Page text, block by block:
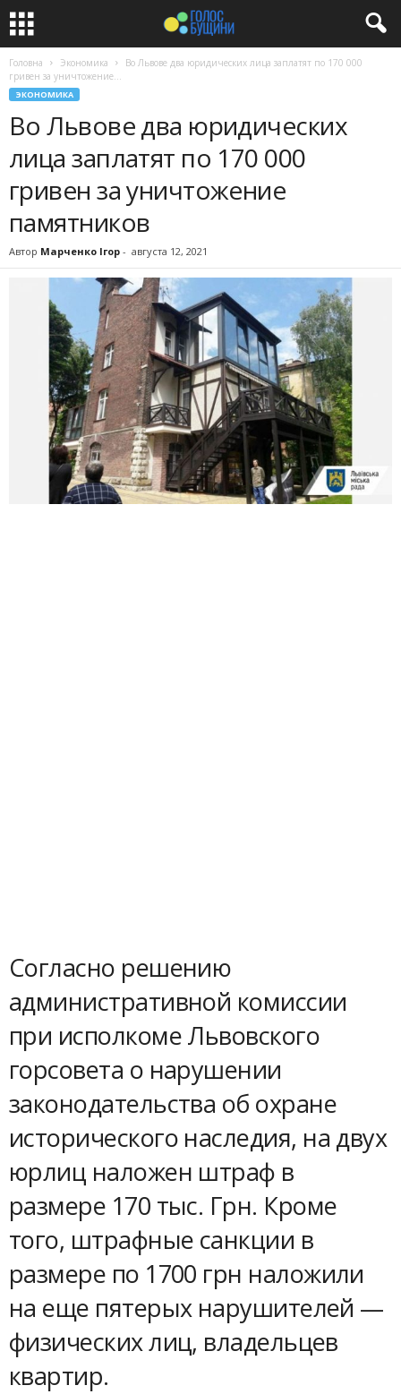
Головна Экономика
Во Львове два юридических лица заплатят по 170 000
гривен за уничтожение...
ЭКОНОМИКА
Во Львове два юридических
лица заплатят по 170 000
гривен за уничтожение
памятников
Автор Марченко Ігор - августа 12, 2021
Согласно решению
административной комиссии
при исполкоме Львовского
горсовета о нарушении
законодательства об охране
исторического наследия, на двух
юрлиц наложен штраф в
размере 170 тыс. Грн. Кроме
того, штрафные санкции в
размере по 1700 грн наложили
на еще пятерых нарушителей —
физических лиц, владельцев
квартир.